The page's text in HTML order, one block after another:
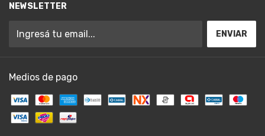
NEWSLETTER
Medios de pago